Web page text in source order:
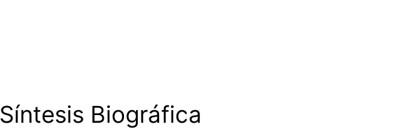
Síntesis Biográfica